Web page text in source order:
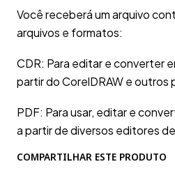
Você receberá um arquivo
arquivos e formatos:
CDR: Para editar e converter
partir do CorelDRAW e outros
PDF: Para usar, editar e
a partir de diversos editores
COMPARTILHAR ESTE PRODUTO